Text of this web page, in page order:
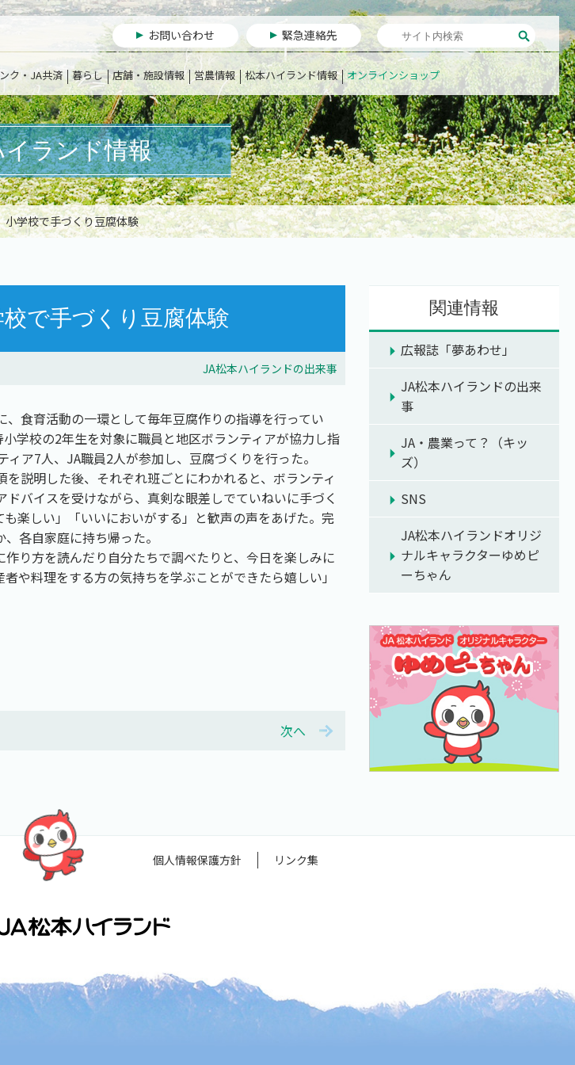
お問い合わせ 緊急連絡先
ク・JA共済 暮らし 店舗・施設情報 営農情報 松本ハイランド情報 オンラインショップ
イランド情報
学校で手づくり豆腐体験
で手づくり豆腐体験
JA松本ハイランドの出来事
食育活動の一環として毎年豆腐作りの指導を行ってい
学校の2年生を対象に職員と地区ボランティアが協力し指
ア7人、JA職員2人が参加し、豆腐づくりを行った。
説明した後、それぞれ班ごとにわかれると、ボランティ
バイスを受けながら、真剣な眼差しでていねいに手づく
楽しい」「いいにおいがする」と歓声の声をあげた。完
各自家庭に持ち帰った。
り方を読んだり自分たちで調べたりと、今日を楽しみに
や料理をする方の気持ちを学ぶことができたら嬉しい」
次へ
関連情報
広報誌「夢あわせ」
JA松本ハイランドの出来
事
JA・農業って？（キッ
ズ）
SNS
JA松本ハイランドオリジ
ナルキャラクターゆめピ
ーちゃん
個人情報保護方針 リンク集